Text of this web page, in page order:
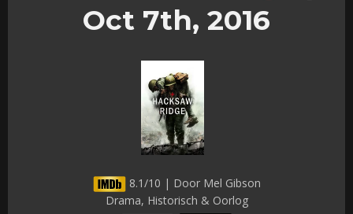
Oct 7th, 2016
8.1/10 | Door Mel Gibson
Drama, Historisch & Oorlog